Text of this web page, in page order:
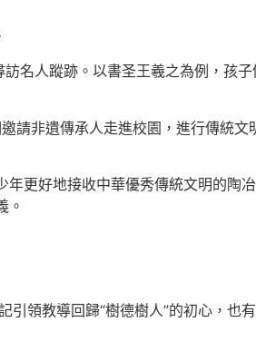
名人蹤跡。以書圣王羲之為例，孩
請非遺傳承人走進校園，進行傳統
更好地接收中華優秀傳統文明的陶
。
引領教導回歸“樹德樹人”的初心，也